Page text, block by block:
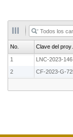
1
LNC-2023-146
2
CF-2023-G-
No.